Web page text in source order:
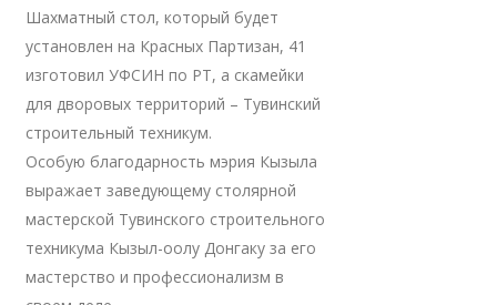
Шахматный стол, который будет
установлен на Красных Партизан, 41
изготовил УФСИН по РТ, а скамейки
для дворовых территорий – Тувинский
строительный техникум.
Особую благодарность мэрия Кызыла
выражает заведующему столярной
мастерской Тувинского строительного
техникума Кызыл-оолу Донгаку за его
мастерство и профессионализм в